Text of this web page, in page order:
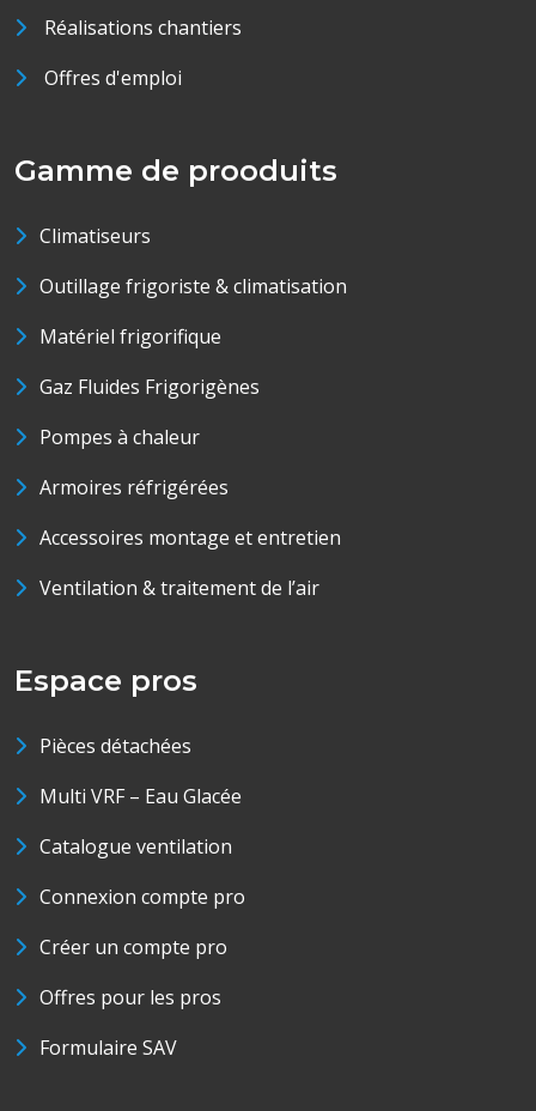
Réalisations chantiers
Offres d'emploi
Gamme de prooduits
Climatiseurs
Outillage frigoriste & climatisation
Matériel frigorifique
Gaz Fluides Frigorigènes
Pompes à chaleur
Armoires réfrigérées
Accessoires montage et entretien
Ventilation & traitement de l’air
Espace pros
Pièces détachées
Multi VRF – Eau Glacée
Catalogue ventilation
Connexion compte pro
Créer un compte pro
Offres pour les pros
Formulaire SAV